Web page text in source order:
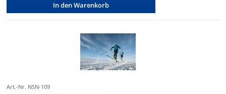
In den Warenkorb
Art.-Nr. NSN-109